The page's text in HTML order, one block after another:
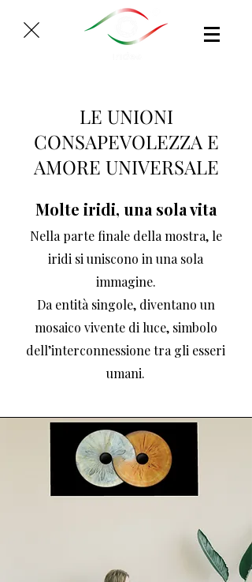
LE UNIONI
CONSAPEVOLEZZA E
AMORE UNIVERSALE
Molte iridi, una sola vita
Nella parte finale della mostra, le
iridi si uniscono in una sola
immagine.
Da entità singole, diventano un
mosaico vivente di luce, simbolo
dell’interconnessione tra gli esseri
umani.